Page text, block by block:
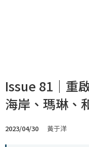
Issue 81｜重
海岸、瑪琳、
2023/04/30 黃于洋